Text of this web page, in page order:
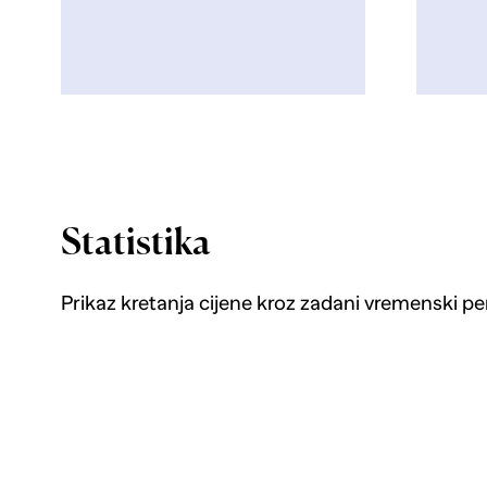
Statistika
Prikaz kretanja cijene kroz zadani vremenski